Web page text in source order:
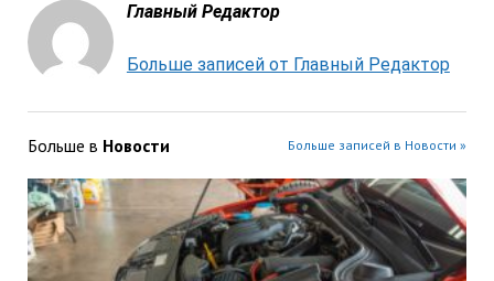
Главный Редактор
Больше записей от Главный Редактор
Больше в Новости Больше записей в Новости »